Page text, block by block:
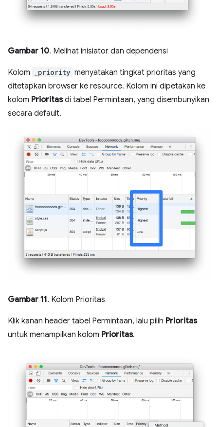
Gambar 10. Melihat inisiator dan dependensi
Kolom _priority menyatakan tingkat prioritas yang
ditetapkan browser ke resource. Kolom ini dipetakan ke
kolom Prioritasdi tabel Permintaan, yang disembunyikan
secara default.
Gambar 11. Kolom Prioritas
Klik kanan header tabel Permintaan, lalu pilih Prioritas
untuk menampilkan kolom Prioritas.